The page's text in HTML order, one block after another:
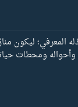
ليكون
ومحطات